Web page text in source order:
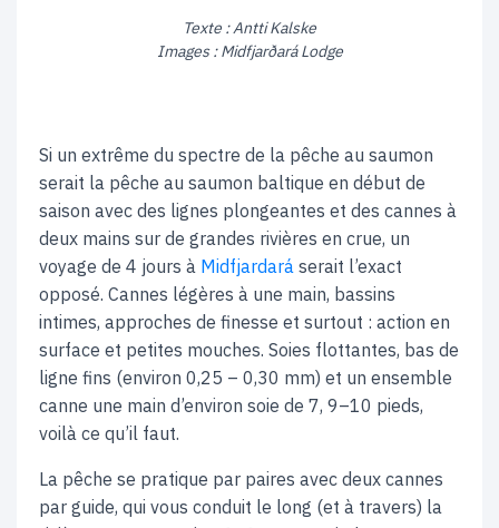
Texte : Antti Kalske
Images :MidfjarðaráLodge
Si un extrême du spectre de la pêche au saumon
serait la pêche au saumon baltique en début de
saison avec des lignes plongeantes et des cannes à
deux mains sur de grandes rivières en crue, un
voyage de 4 jours à Midfjardará serait l’exact
opposé. Cannes légères à une main, bassins
intimes, approches de finesse et surtout : action en
surface et petites mouches. Soies flottantes, bas de
ligne fins (environ 0,25 – 0,30 mm) et un ensemble
canne une main d’environ soie de 7, 9–10 pieds,
voilà ce qu’il faut.
La pêche se pratique par paires avec deux cannes
par guide, qui vous conduit le long (et à travers) la